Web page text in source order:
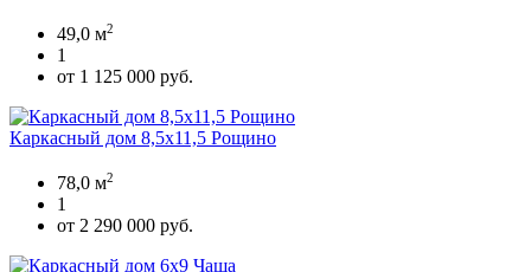
49,0 м2
1
от 1 125 000 руб.
Каркасный дом 8,5х11,5 Рощино
78,0 м2
1
от 2 290 000 руб.